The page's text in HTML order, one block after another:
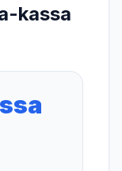
kassa